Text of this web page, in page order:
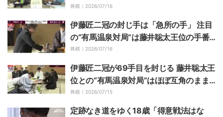
子注文 伊藤匠二冠は爽やかスイーツ
将棋｜ 2026/07/16
伊藤匠二冠の封じ手は「急所の手」 注目
の“有馬温泉対局”は藤井聡太王位の手番
で再開／将棋・王位戦第2局
将棋｜ 2026/07/16
伊藤匠二冠が69手目を封じる 藤井聡太王
位との“有馬温泉対局”はほぼ互角のまま2
日目へ／将棋・王位戦第2局
将棋｜ 2026/07/15
定跡なき道をゆく18歳「得意戦法はな